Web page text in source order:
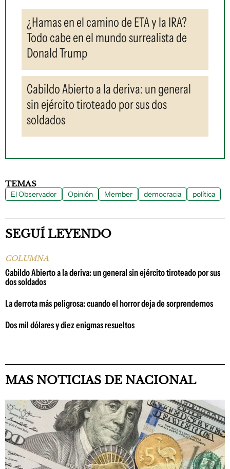
¿Hamas en el camino de ETA y la IRA?
Todo cabe en el mundo surrealista de
Donald Trump
Cabildo Abierto a la deriva: un general
sin ejército tiroteado por sus dos
soldados
TEMAS
El Observador Opinión Member democracia política
SEGUÍ LEYENDO
COLUMNA
Cabildo Abierto a la deriva: un general sin ejército tiroteado por sus
dos soldados
La derrota más peligrosa: cuando el horror deja de sorprendernos
Dos mil dólares y diez enigmas resueltos
MAS NOTICIAS DE NACIONAL